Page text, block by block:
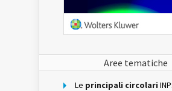
Aree tematiche
Le principali circolari